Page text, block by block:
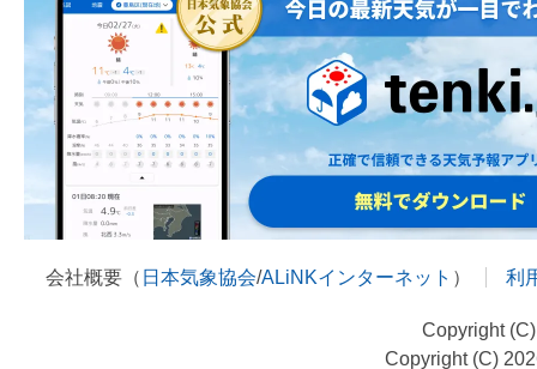
会社概要（ 日本気象協会/ALiNKインターネット ） 利
Copyright
Copyright (C)